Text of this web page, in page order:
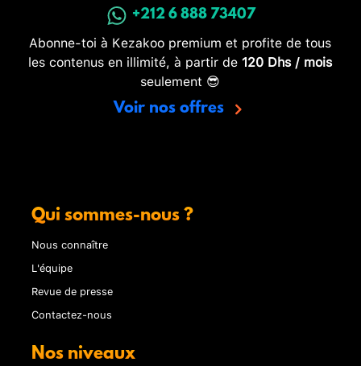
+212 6 888 73407
Abonne-toi à Kezakoo premium et profite de tous
les contenus en illimité, à partir de 120 Dhs / mois
seulement 😎
Voir nos offres
Qui sommes-nous ?
Nous connaître
L'équipe
Revue de presse
Contactez-nous
Nos niveaux